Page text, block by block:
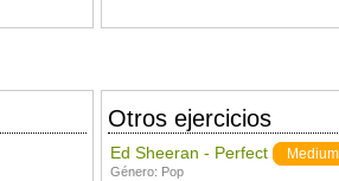
Otros ejercicios
Ed Sheeran - Perfect Medium
Género: Pop